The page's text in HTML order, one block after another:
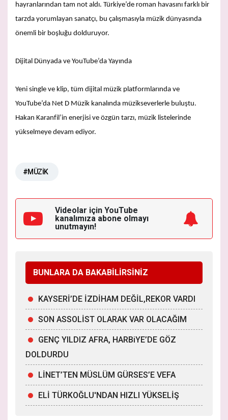
hayranlarından tam not aldı. Türkiye’de roman havasını farklı bir
tarzda yorumlayan sanatçı, bu çalışmasıyla müzik dünyasında
önemli bir boşluğu dolduruyor.
Dijital Dünyada ve YouTube’da Yayında
Yeni single ve klip, tüm dijital müzik platformlarında ve
YouTube’da Net D Müzik kanalında müzikseverlerle buluştu.
Hakan Karanfil’in enerjisi ve özgün tarzı, müzik listelerinde
yükselmeye devam ediyor.
#MÜZİK
Videolar için YouTube
kanalımıza abone olmayı
unutmayın!
BUNLARA DA BAKABİLİRSİNİZ
KAYSERİ’DE İZDİHAM DEĞİL,REKOR VARDI
SON ASSOLİST OLARAK VAR OLACAĞIM
GENÇ YILDIZ AFRA, HARBiYE’DE GÖZ
DOLDURDU
LİNET’TEN MÜSLÜM GÜRSES’E VEFA
ELİ TÜRKOĞLU'NDAN HIZLI YÜKSELİŞ